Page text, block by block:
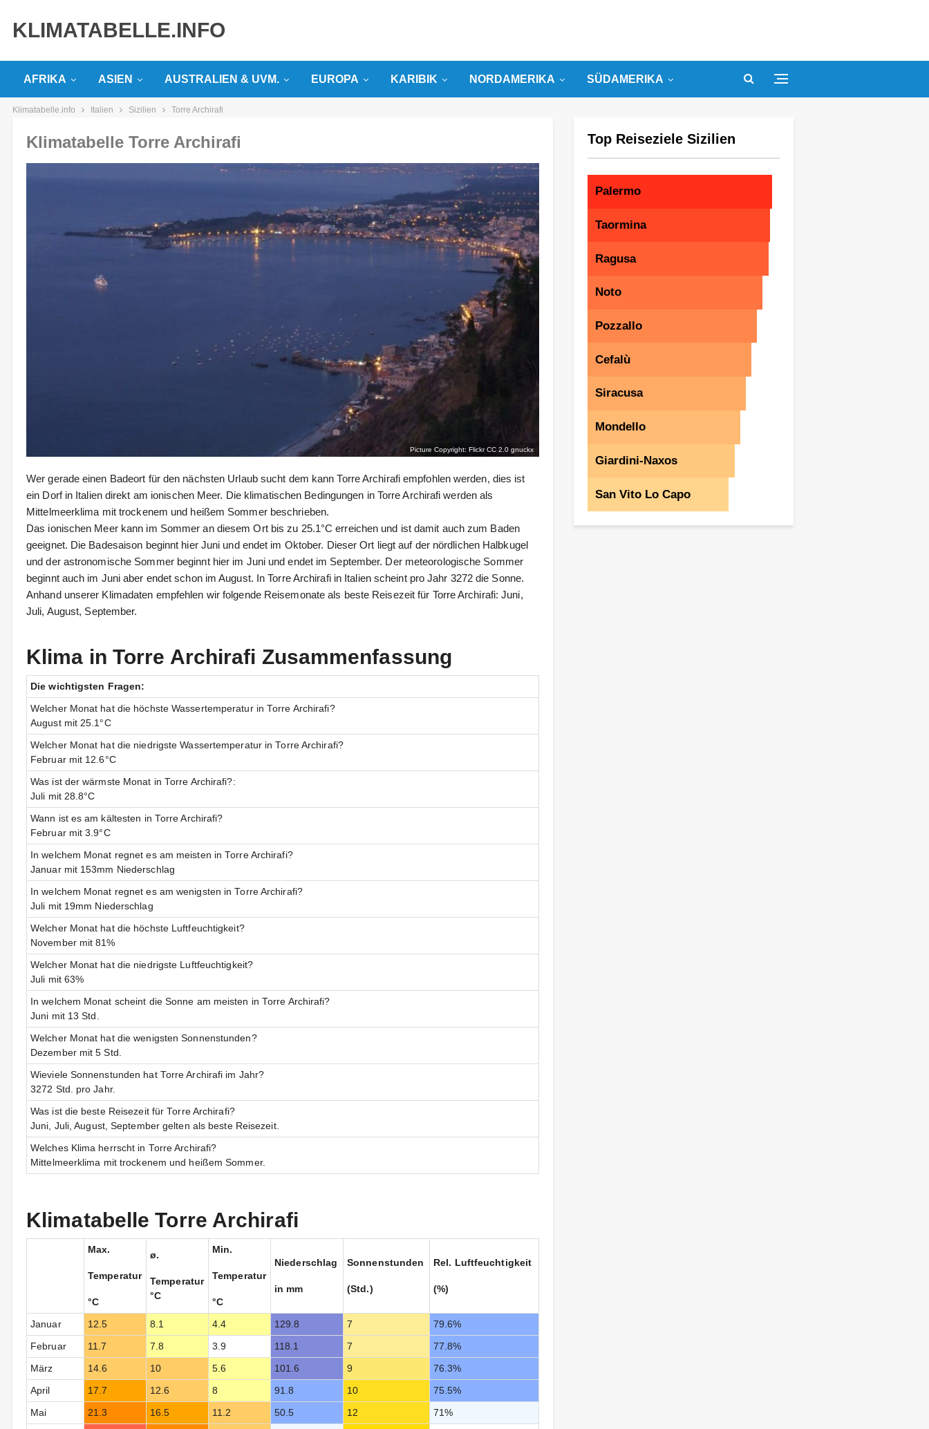
KLIMATABELLE.INFO
AFRIKA ASIEN AUSTRALIEN & UVM. EUROPA KARIBIK NORDAMERIKA SÜDAMERIKA
Klimatabelle.info Italien Sizilien Torre Archirafi
Klimatabelle Torre Archirafi
Picture Copyright: Flickr CC 2.0 gnuckx
Wer gerade einen Badeort für den nächsten Urlaub sucht dem kann Torre Archirafi empfohlen werden, dies ist
ein Dorf in Italien direkt am ionischen Meer. Die klimatischen Bedingungen in Torre Archirafi werden als
Mittelmeerklima mit trockenem und heißem Sommer beschrieben.
Das ionischen Meer kann im Sommer an diesem Ort bis zu 25.1°C erreichen und ist damit auch zum Baden
geeignet. Die Badesaison beginnt hier Juni und endet im Oktober. Dieser Ort liegt auf der nördlichen Halbkugel
und der astronomische Sommer beginnt hier im Juni und endet im September. Der meteorologische Sommer
beginnt auch im Juni aber endet schon im August. In Torre Archirafi in Italien scheint pro Jahr 3272 die Sonne.
Anhand unserer Klimadaten empfehlen wir folgende Reisemonate als beste Reisezeit für Torre Archirafi: Juni,
Juli, August, September.
Klima in Torre Archirafi Zusammenfassung
Die wichtigsten Fragen:
Welcher Monat hat die höchste Wassertemperatur in Torre Archirafi?
August mit 25.1°C
Welcher Monat hat die niedrigste Wassertemperatur in Torre Archirafi?
Februar mit 12.6°C
Was ist der wärmste Monat in Torre Archirafi?:
Juli mit 28.8°C
Wann ist es am kältesten in Torre Archirafi?
Februar mit 3.9°C
In welchem Monat regnet es am meisten in Torre Archirafi?
Januar mit 153mm Niederschlag
In welchem Monat regnet es am wenigsten in Torre Archirafi?
Juli mit 19mm Niederschlag
Welcher Monat hat die höchste Luftfeuchtigkeit?
November mit 81%
Welcher Monat hat die niedrigste Luftfeuchtigkeit?
Juli mit 63%
In welchem Monat scheint die Sonne am meisten in Torre Archirafi?
Juni mit 13 Std.
Welcher Monat hat die wenigsten Sonnenstunden?
Dezember mit 5 Std.
Wieviele Sonnenstunden hat Torre Archirafi im Jahr?
3272 Std. pro Jahr.
Was ist die beste Reisezeit für Torre Archirafi?
Juni, Juli, August, September gelten als beste Reisezeit.
Welches Klima herrscht in Torre Archirafi?
Mittelmeerklima mit trockenem und heißem Sommer.
Klimatabelle Torre Archirafi
Max.
Temperatur
°C
ø.
Temperatur
°C
Min.
Temperatur
°C
Niederschlag
in mm
Sonnenstunden
(Std.)
Rel. Luftfeuchtigkeit
(%)
Januar 12.5 8.1 4.4 129.8 7 79.6%
Februar 11.7 7.8 3.9 118.1 7 77.8%
März 14.6 10 5.6 101.6 9 76.3%
April 17.7 12.6 8 91.8 10 75.5%
Mai 21.3 16.5 11.2 50.5 12 71%
Top Reiseziele Sizilien
Palermo
Taormina
Ragusa
Noto
Pozzallo
Cefalù
Siracusa
Mondello
Giardini-Naxos
San Vito Lo Capo